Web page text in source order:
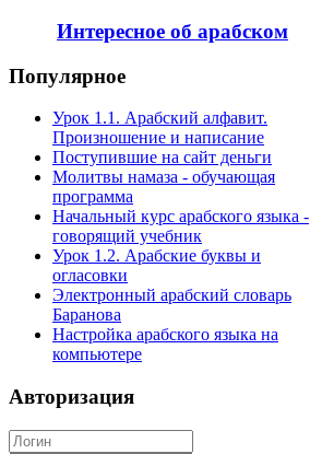
Интересное об арабском
Популярное
Урок 1.1. Арабский алфавит.
Произношение и написание
Поступившие на сайт деньги
Молитвы намаза - обучающая
программа
Начальный курс арабского языка -
говорящий учебник
Урок 1.2. Арабские буквы и
огласовки
Электронный арабский словарь
Баранова
Настройка арабского языка на
компьютере
Авторизация